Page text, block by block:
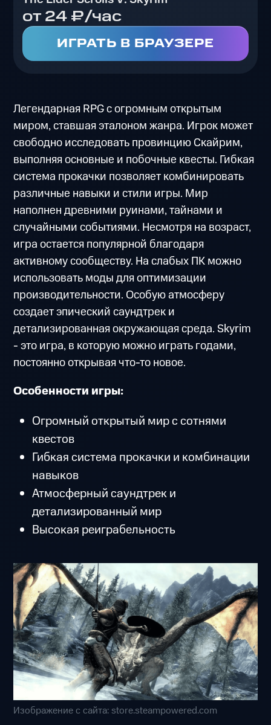
от 24 ₽/час
ИГРАТЬ В БРАУЗЕРЕ
Легендарная RPG с огромным открытым
миром, ставшая эталоном жанра. Игрок может
свободно исследовать провинцию Скайрим,
выполняя основные и побочные квесты. Гибкая
система прокачки позволяет комбинировать
различные навыки и стили игры. Мир
наполнен древними руинами, тайнами и
случайными событиями. Несмотря на возраст,
игра остается популярной благодаря
активному сообществу. На слабых ПК можно
использовать моды для оптимизации
производительности. Особую атмосферу
создает эпический саундтрек и
детализированная окружающая среда. Skyrim
- это игра, в которую можно играть годами,
постоянно открывая что-то новое.
Особенности игры:
Огромный открытый мир с сотнями
квестов
Гибкая система прокачки и комбинации
навыков
Атмосферный саундтрек и
детализированный мир
Высокая реиграбельность
Изображение с сайта: store.steampowered.com